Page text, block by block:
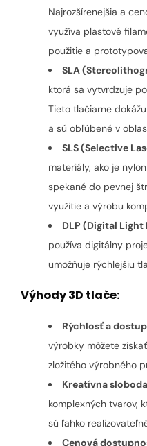
Najrozšírenejšia a
využíva plastové
použitie a
SLA
ktorá sa vytvrdzuje
Tieto tlačiarne
a sú obľúbené v
SLS (Selective
materiály, ako je
spekané do pevnej
využitie a výrobu
DLP (Digital Light
používa digitálny
umožňuje rýchlejšiu
Výhody 3D tlače:
Rýchlosť a
výrobky môžete
zložitého výrobného
Kreatívna
komplexných tvarov,
sú ľahko
Cenová